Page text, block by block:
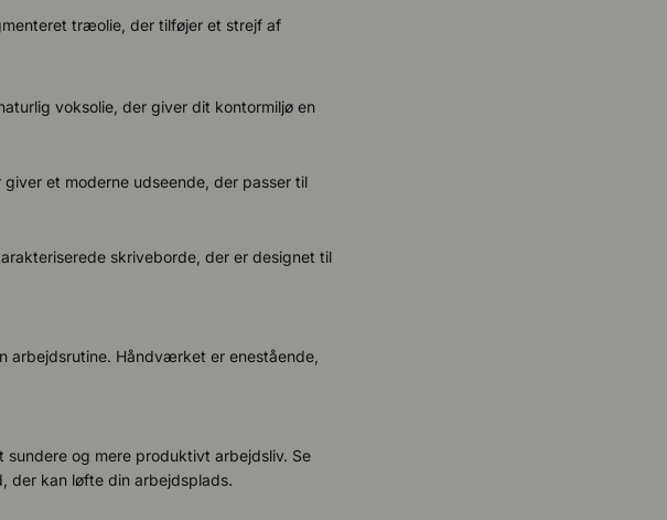
træolie, der tilføjer et strejf af
voksolie, der giver dit kontormiljø en
et moderne udseende, der passer til
skriveborde, der er designet til
Håndværket er enestående,
og mere produktivt arbejdsliv. Se
der kan løfte din arbejdsplads.